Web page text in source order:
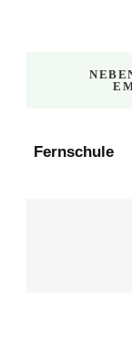
Fernschule